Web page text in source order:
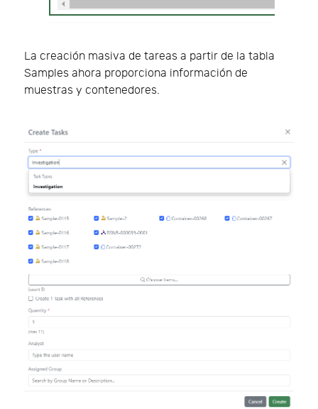
La creación masiva de tareas a partir de la tabla
Samples ahora proporciona información de
muestras y contenedores.